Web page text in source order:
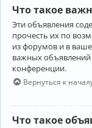
Что такое
Эти объявления
прочесть их по
из форумов и в
важных объявлений
конференции.
Вернуться к
Что такое